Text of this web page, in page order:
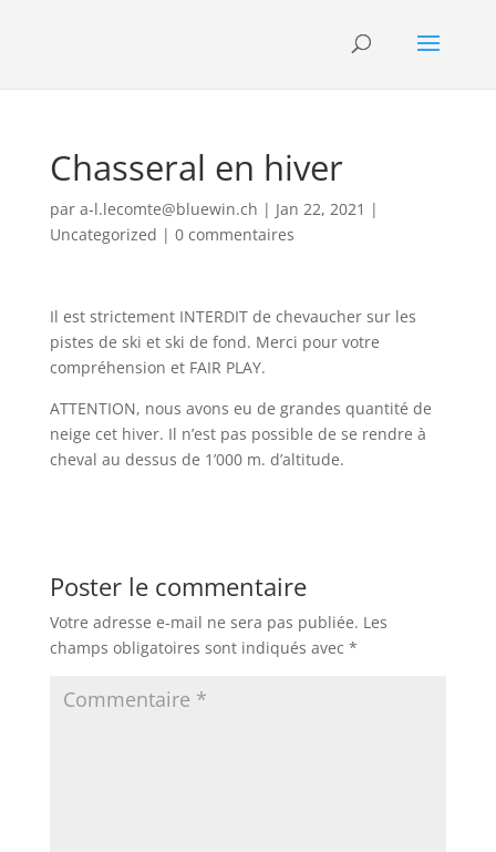
Chasseral en hiver
par a-l.lecomte@bluewin.ch | Jan 22, 2021 |
Uncategorized | 0 commentaires
Il est strictement INTERDIT de chevaucher sur les
pistes de ski et ski de fond. Merci pour votre
compréhension et FAIR PLAY.
ATTENTION, nous avons eu de grandes quantité de
neige cet hiver. Il n’est pas possible de se rendre à
cheval au dessus de 1’000 m. d’altitude.
Poster le commentaire
Votre adresse e-mail ne sera pas publiée. Les
champs obligatoires sont indiqués avec *